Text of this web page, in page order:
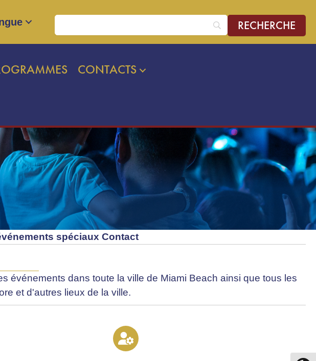
CONTACTS
spéciaux Contact
événements dans toute la ville de Miami Beach ainsi que tous les
et d'autres lieux de la ville.